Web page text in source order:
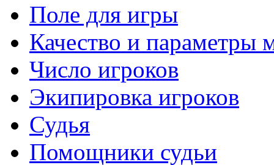
Поле для игры
Качество и параметры
Число игроков
Экипировка игроков
Судья
Помощники судьи